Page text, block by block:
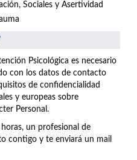
Sociales y Asertividad
Psicológica es necesario
con los datos de contacto
de confidencialidad
y europeas sobre
Personal.
un profesional de
contigo y te enviará un mail